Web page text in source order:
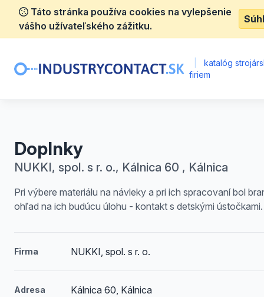
Táto stránka používa cookies na vylepšenie
vášho užívateľského zážitku.
katalóg
firiem
Doplnky
NUKKI, spol. s r. o., Kálnica 60 , Kálnica
Pri výbere materiálu na návleky a pri ich spracovaní bol
ohľad na ich budúcu úlohu - kontakt s detskými ústočkami.
Firma NUKKI, spol. s r. o.
Adresa Kálnica 60, Kálnica